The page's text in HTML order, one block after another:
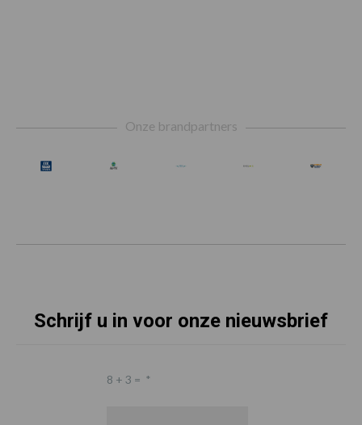
Onze brandpartners
Schrijf u in voor onze nieuwsbrief
8 + 3 = *